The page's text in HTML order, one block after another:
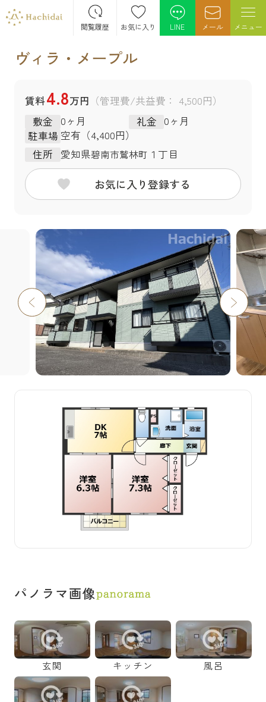
閲覧履歴 お気に入り LINE メール メニュー
ヴィラ・メープル
賃料4.8万円 （管理費/共益費： 4,500円）
敷金
0ヶ月 礼金 0ヶ月
駐車場 空有（4,400円）
住所
愛知県碧南市鷲林町 １丁目
お気に入り登録する
パノラマ画像
玄関 キッチン 風呂